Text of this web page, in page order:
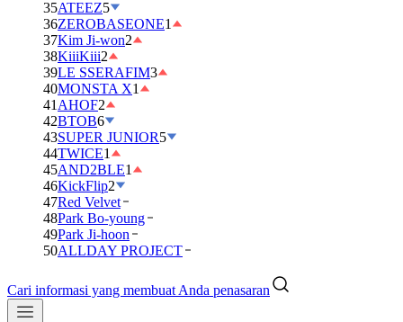
35ATEEZ5
36ZEROBASEONE1
37Kim Ji-won2
38KiiiKiii2
39LE SSERAFIM3
40MONSTA X1
41 AHOF2
42BTOB6
43SUPER JUNIOR5
44TWICE1
45AND2BLE1
46KickFlip2
47Red Velvet
48Park Bo-young
49Park Ji-hoon
50ALLDAY PROJECT
Cari informasi yang membuat Anda penasaran